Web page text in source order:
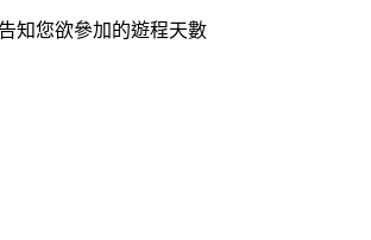
知您欲參加的遊程天數